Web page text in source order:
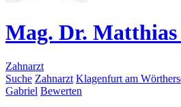
Mag. Dr.
Zahnarzt
Suche Zahnarzt Klagenfurt am
Gabriel Bewerten